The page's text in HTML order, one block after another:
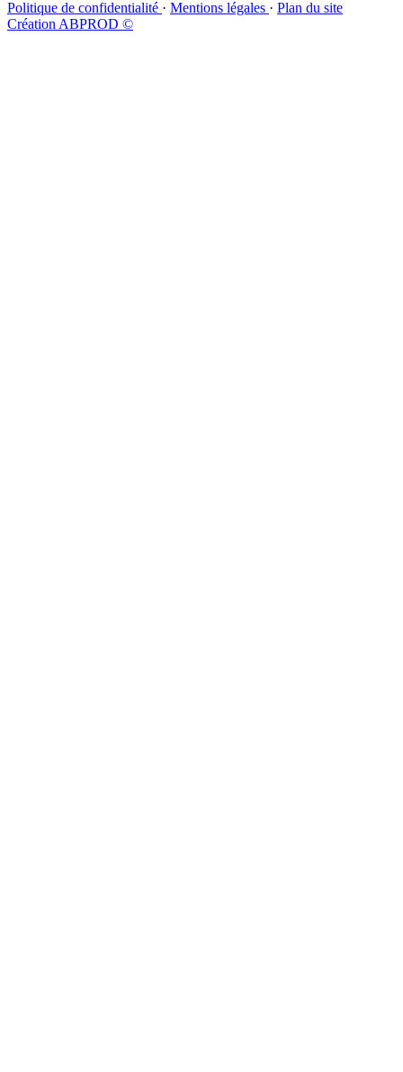
Politique de confidentialité · Mentions légales · Plan du site
Création ABPROD ©